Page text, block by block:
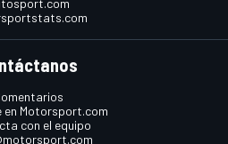
en Motorsport.com
con el equipo